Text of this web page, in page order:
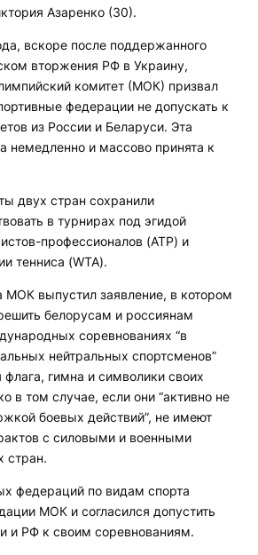
Азаренко (30).
вскоре после поддержанного
вторжения РФ в Украину,
комитет (МОК) призвал
федерации не допускать к
из России и Беларуси. Эта
немедленно и массово принята к
двух стран сохранили
в турнирах под эгидой
профессионалов (ATP) и
тенниса (WTA).
МОК выпустил заявление, в котором
белорусам и россиянам
соревнованиях “в
нейтральных спортсменов”
флага, гимна и символики своих
в том случае, если они “активно не
боевых действий”, не имеют
с силовыми и военными
стран.
федераций по видам спорта
МОК и согласился допустить
и РФ к своим соревнованиям.